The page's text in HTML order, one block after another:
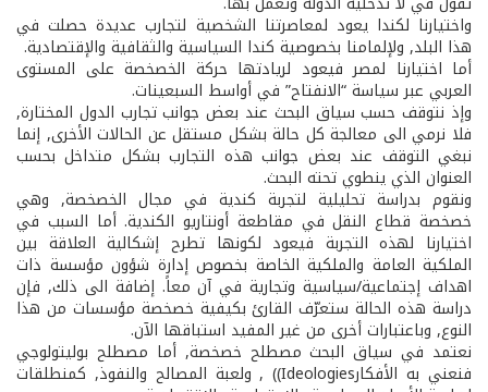
واختيارنا لكندا يعود لمعاصرتنا الشخصية لتجارب عديدة حصلت في
هذا البلد, ولإلمامنا بخصوصية كندا السياسية والثقافية والإقتصادية.
أما اختيارنا لمصر فيعود لريادتها حركة الخصخصة على المستوى
العربي عبر سياسة “الانفتاح” في أواسط السبعينات.
وإذ نتوقف حسب سياق البحث عند بعض جوانب تجارب الدول المختارة,
فلا نرمي الى معالجة كل حالة بشكل مستقل عن الحالات الأخرى, إنما
نبغي التوقف عند بعض جوانب هذه التجارب بشكل متداخل بحسب
العنوان الذي ينطوي تحته البحث.
ونقوم بدراسة تحليلية لتجربة كندية في مجال الخصخصة, وهي
خصخصة قطاع النقل في مقاطعة أونتاريو الكندية. أما السبب في
اختيارنا لهذه التجربة فيعود لكونها تطرح إشكالية العلاقة بين
الملكية العامة والملكية الخاصة بخصوص إدارة شؤون مؤسسة ذات
اهداف إجتماعية/سياسية وتجارية في آن معاً. إضافة الى ذلك, فإن
دراسة هذه الحالة ستعرّف القارئ بكيفية خصخصة مؤسسات من هذا
النوع, وباعتبارات أخرى من غير المفيد استباقها الآن.
نعتمد في سياق البحث مصطلح خصخصة, أما مصطلح بوليتولوجي
فنعني به الأفكارIdeologies)) , ولعبة المصالح والنفوذ, كمنطلقات